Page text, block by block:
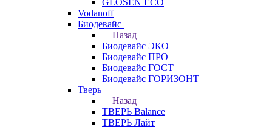
GLOSEN ECO
Vodanoff
Биодевайс
Назад
Биодевайс ЭКО
Биодевайс ПРО
Биодевайс ГОСТ
Биодевайс ГОРИЗОНТ
Тверь
Назад
ТВЕРЬ Balance
ТВЕРЬ Лайт